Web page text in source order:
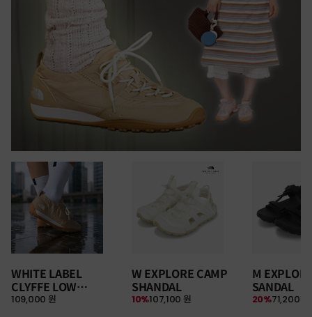
WHITE LABEL
CLYFFE LOW
SNEAKERS
109,000 원
W EXPLORE CAMP
SHANDAL
107,100 원
10%
M
SANDAL
71,200 원
20%